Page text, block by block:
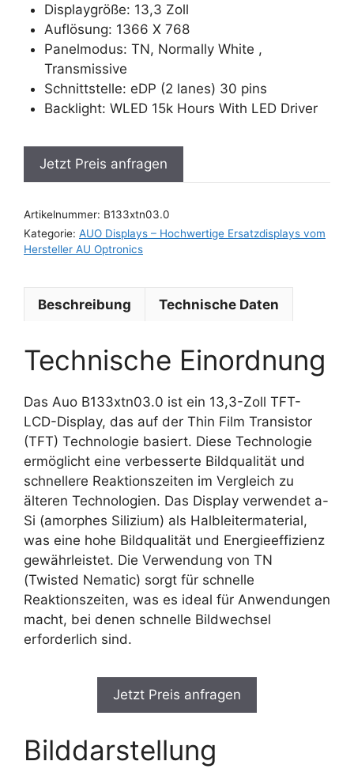
Displaygröße: 13,3 Zoll
Auflösung: 1366 X 768
Panelmodus: TN, Normally White ,
Transmissive
Schnittstelle: eDP (2 lanes) 30 pins
Backlight: WLED 15k Hours With LED Driver
Jetzt Preis anfragen
Artikelnummer: B133xtn03.0
Kategorie: AUO Displays – Hochwertige Ersatzdisplays vom
Hersteller AU Optronics
Beschreibung Technische Daten
Technische Einordnung
Das Auo B133xtn03.0 ist ein 13,3-Zoll TFT-
LCD-Display, das auf der Thin Film Transistor
(TFT) Technologie basiert. Diese Technologie
ermöglicht eine verbesserte Bildqualität und
schnellere Reaktionszeiten im Vergleich zu
älteren Technologien. Das Display verwendet a-
Si (amorphes Silizium) als Halbleitermaterial,
was eine hohe Bildqualität und Energieeffizienz
gewährleistet. Die Verwendung von TN
(Twisted Nematic) sorgt für schnelle
Reaktionszeiten, was es ideal für Anwendungen
macht, bei denen schnelle Bildwechsel
erforderlich sind.
Jetzt Preis anfragen
Bilddarstellung